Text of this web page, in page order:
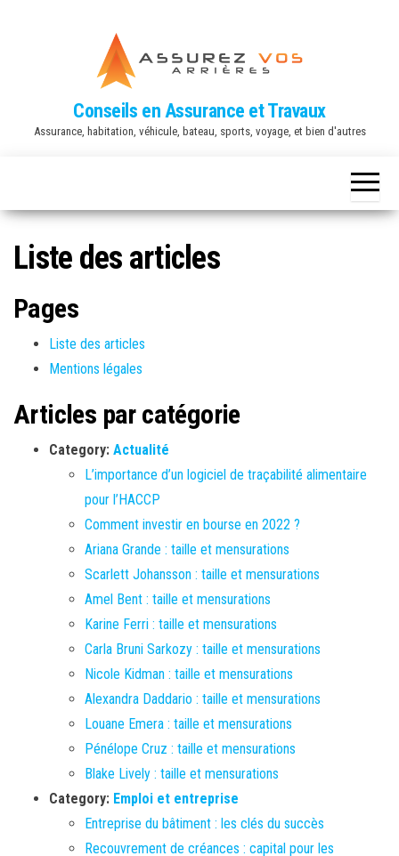
Conseils en Assurance et Travaux
Assurance, habitation, véhicule, bateau, sports, voyage, et bien d'autres
Liste des articles
Pages
Liste des articles
Mentions légales
Articles par catégorie
Category: Actualité
L’importance d’un logiciel de traçabilité alimentaire
pour l’HACCP
Comment investir en bourse en 2022 ?
Ariana Grande : taille et mensurations
Scarlett Johansson : taille et mensurations
Amel Bent : taille et mensurations
Karine Ferri : taille et mensurations
Carla Bruni Sarkozy : taille et mensurations
Nicole Kidman : taille et mensurations
Alexandra Daddario : taille et mensurations
Louane Emera : taille et mensurations
Pénélope Cruz : taille et mensurations
Blake Lively : taille et mensurations
Category: Emploi et entreprise
Entreprise du bâtiment : les clés du succès
Recouvrement de créances : capital pour les